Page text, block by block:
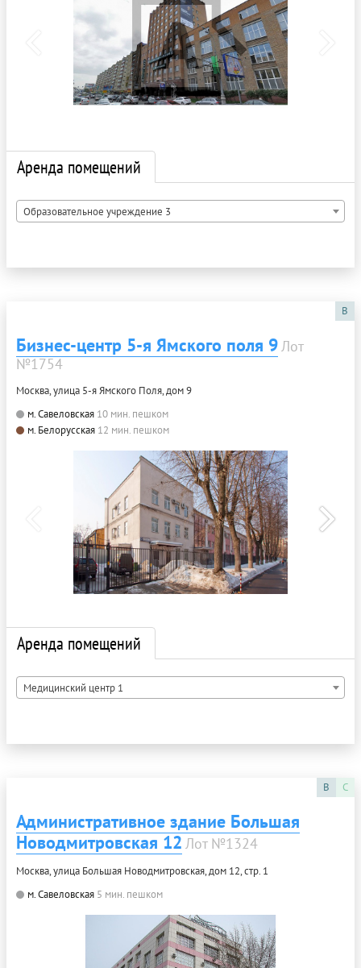
Аренда помещений
Образовательное учреждение 3
B
Бизнес-центр 5-я Ямского поля 9Лот
№1754
Москва, улица 5-я Ямского Поля, дом 9
м. Савеловская 10 мин. пешком
м. Белорусская 12 мин. пешком
Аренда помещений
Медицинский центр 1
B C
Административное здание Большая
Новодмитровская 12 Лот №1324
Москва, улица Большая Новодмитровская, дом 12, стр. 1
м. Савеловская 5 мин. пешком